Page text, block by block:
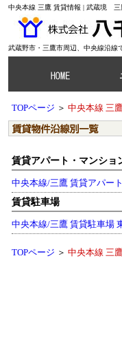
中央本線 三鷹 賃貸情報 | 武蔵境
武蔵野市・三鷹市周辺、中央線沿線
TOPページ ＞ 中央本線 三
賃貸アパート・マンショ
中央本線/三鷹 賃貸アパー
賃貸駐車場
中央本線/三鷹 賃貸駐車場
TOPページ ＞ 中央本線 三